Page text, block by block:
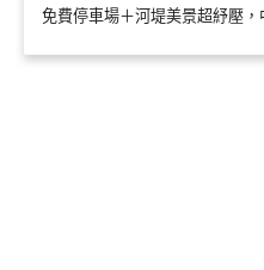
免費停車場＋河堤美景超紓壓